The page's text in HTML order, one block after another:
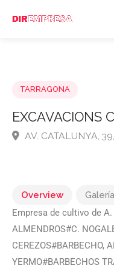
EXCAVACIONS
Overview Galería
Empresa de cultivo de A.
ALMENDROS#C.
CEREZOS#BARBECHO,
YERMO#BARBECHOS